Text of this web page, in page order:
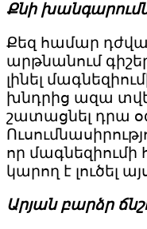
Քնի
Քեզ համար
արթնանում
լինել
խնդրից ազա
շատացնել դրա
որ մագնեզիումի
կարող է լուծել
Արյան բարձր